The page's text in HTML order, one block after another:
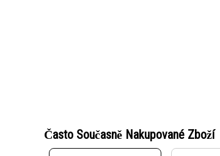
Často Současně Nakupované Zboží